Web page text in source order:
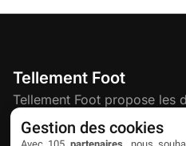
Tellement Foot
Tellement Foot propose les
actualités et nouveautés
au football.
Gestion des cookies
Avec 105 partenaires , nous